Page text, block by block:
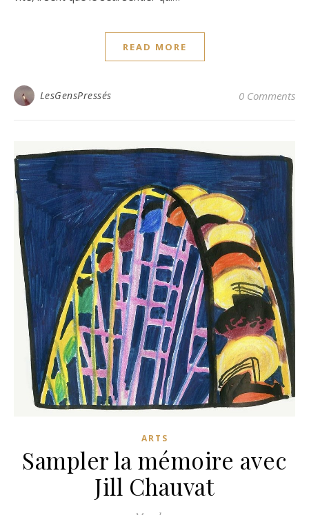
READ MORE
LesGensPressés 0 Comments
ARTS
Sampler la mémoire avec
Jill Chauvat